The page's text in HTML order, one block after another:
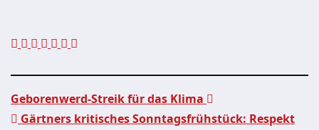
Geborenwerd-Streik für das Klima
Gärtners kritisches Sonntagsfrühstück: Respekt